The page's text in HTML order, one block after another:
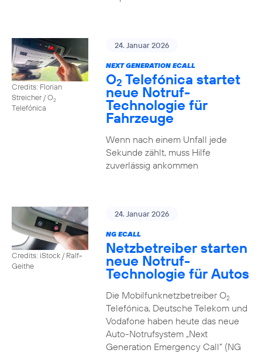
Credits: Florian
Streicher / O2
Telefónica
24. Januar 2026
NEXT GENERATION ECALL
O2 Telefónica startet
neue Notruf-
Technologie für
Fahrzeuge
Wenn nach einem Unfall jede
Sekunde zählt, muss Hilfe
zuverlässig ankommen
Credits: iStock / Ralf-
Geithe
24. Januar 2026
NG ECALL
Netzbetreiber starten
neue Notruf-
Technologie für Autos
Die Mobilfunknetzbetreiber O2
Telefónica, Deutsche Telekom und
Vodafone haben heute das neue
Auto-Notrufsystem „Next
Generation Emergency Call“ (NG